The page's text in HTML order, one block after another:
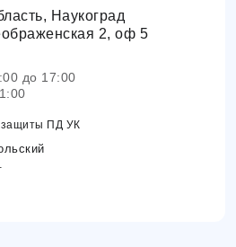
Наукоград
2, оф 5
до 17:00
защиты ПД УК